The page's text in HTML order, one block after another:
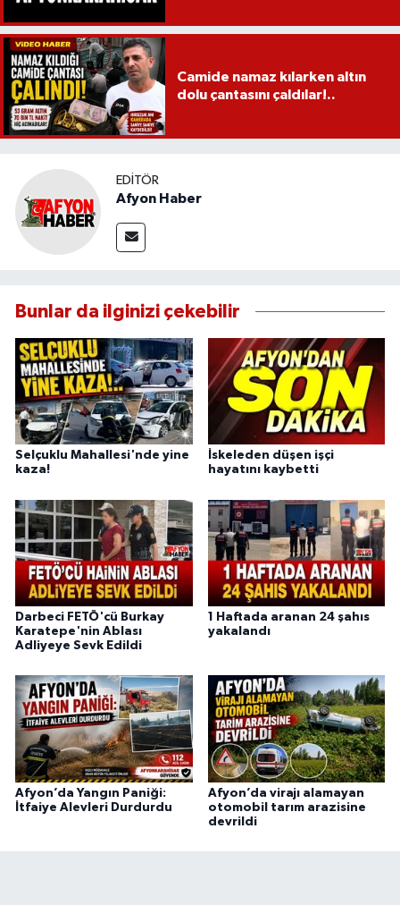
Camide namaz kılarken altın
dolu çantasını çaldılar!..
EDITÖR
Afyon Haber
Bunlar da ilginizi çekebilir
Selçuklu Mahallesi'nde yine
kaza!
İskeleden düşen işçi
hayatını kaybetti
Darbeci FETÖ'cü Burkay
Karatepe'nin Ablası
Adliyeye Sevk Edildi
1 Haftada aranan 24 şahıs
yakalandı
Afyon’da Yangın Paniği:
İtfaiye Alevleri Durdurdu
Afyon’da virajı alamayan
otomobil tarım arazisine
devrildi